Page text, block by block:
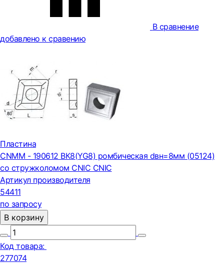
В сравнение
добавлено к сравению
Пластина
CNMM - 190612 ВК8(YG8) ромбическая dвн=8мм (05124)
со стружколомом CNIC CNIC
Артикул производителя
54411
по запросу
В корзину
Код товара:
277074